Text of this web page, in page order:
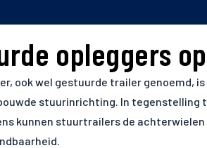
opleggers
ook wel gestuurde trailer genoemd,
stuurinrichting. In tegenstelling
kunnen stuurtrailers de